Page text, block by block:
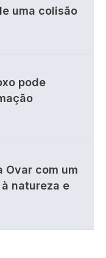
uma colisão
pode
Ovar com um
natureza e